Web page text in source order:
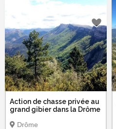
Action de chasse privée au
grand gibier dans la Drôme
Drôme